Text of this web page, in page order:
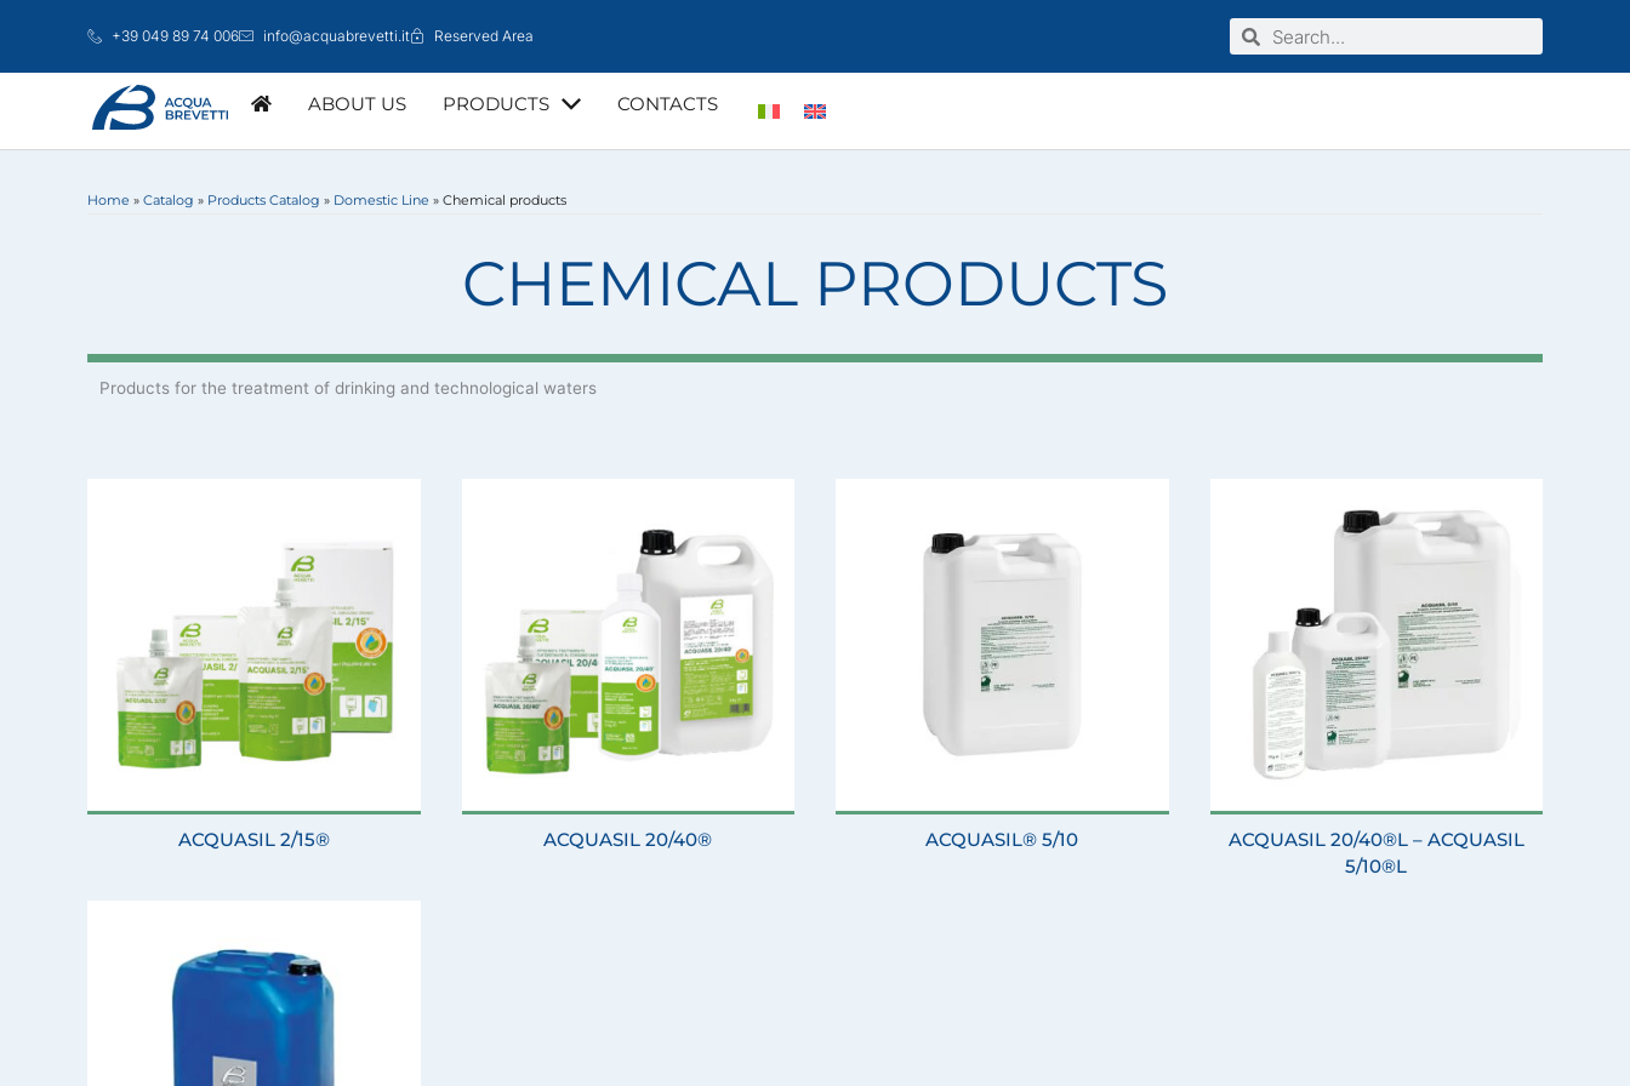
+39 049 89 74 006 info@acquabrevetti.it Reserved Area SearchSearch
ABOUT US PRODUCTS CONTACTS
Home » Catalog » Products Catalog » Domestic Line » Chemical products
CHEMICAL PRODUCTS
Products for the treatment of drinking and technological waters
ACQUASIL 2/15® ACQUASIL 20/40® ACQUASIL® 5/10
ACQUASIL 20/40®L – ACQUASIL
5/10®L